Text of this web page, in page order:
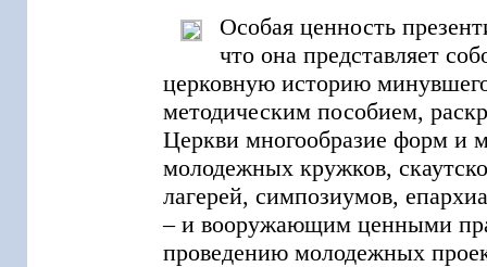
Особая ценность
что она представляет
церковную историю
методическим пособием,
Церкви многообразие форм и
молодежных кружков,
лагерей, симпозиумов,
– и вооружающим ценными
проведению молодежных